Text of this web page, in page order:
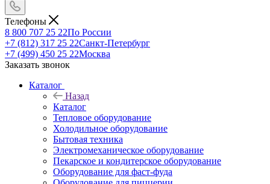
Телефоны
8 800 707 25 22По России
+7 (812) 317 25 22Санкт-Петербург
+7 (499) 450 25 22Москва
Заказать звонок
Каталог
Назад
Каталог
Тепловое оборудование
Холодильное оборудование
Бытовая техника
Электромеханическое оборудование
Пекарское и кондитерское оборудование
Оборудование для фаст-фуда